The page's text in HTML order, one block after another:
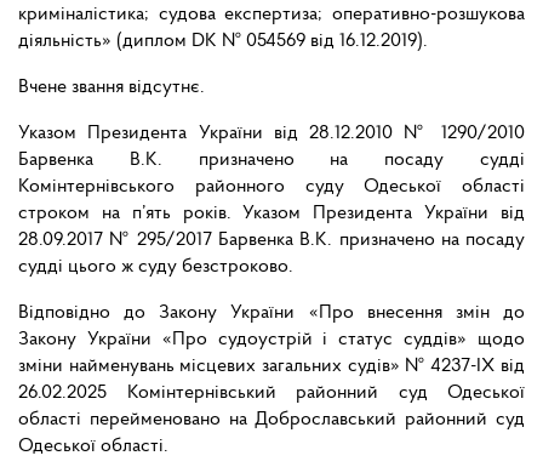
криміналістика; судова експертиза; оперативно-розшукова
діяльність» (диплом DK № 054569 від 16.12.2019).
Вчене звання відсутнє.
Указом Президента України від 28.12.2010 № 1290/2010
Барвенка В.К. призначено на посаду судді
Комінтернівського районного суду Одеської області
строком на п’ять років. Указом Президента України від
28.09.2017 № 295/2017 Барвенка В.К. призначено на посаду
судді цього ж суду безстроково.
Відповідно до Закону України «Про внесення змін до
Закону України «Про судоустрій і статус суддів» щодо
зміни найменувань місцевих загальних судів» № 4237-IX від
26.02.2025 Комінтернівський районний суд Одеської
області перейменовано на Доброславський районний суд
Одеської області.